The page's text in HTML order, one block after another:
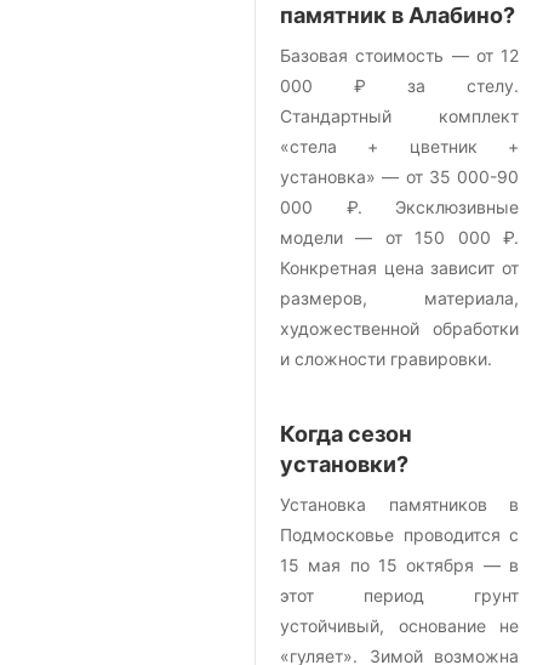
памятник в Алабино?
Базовая стоимость — от 12
000 ₽ за стелу.
Стандартный комплект
«стела + цветник +
установка» — от 35 000-90
000 ₽. Эксклюзивные
модели — от 150 000 ₽.
Конкретная цена зависит от
размеров, материала,
художественной обработки
и сложности гравировки.
Когда сезон
установки?
Установка памятников в
Подмосковье проводится с
15 мая по 15 октября — в
этот период грунт
устойчивый, основание не
«гуляет». Зимой возможна